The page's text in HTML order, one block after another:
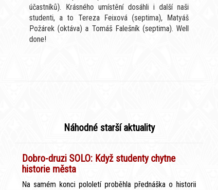
účastníků). Krásného umístění dosáhli i další naši
studenti, a to Tereza Feixová (septima), Matyáš
Požárek (oktáva) a Tomáš Falešník (septima). Well
done!
Náhodné starší aktuality
Dobro-druzi SOLO: Když studenty chytne
historie města
Na samém konci pololetí proběhla přednáška o historii